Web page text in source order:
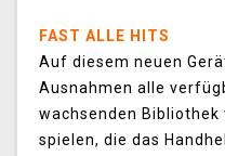
FAST ALLE HITS
Auf diesem neuen
Ausnahmen alle
wachsenden Bibliothek
spielen, die das